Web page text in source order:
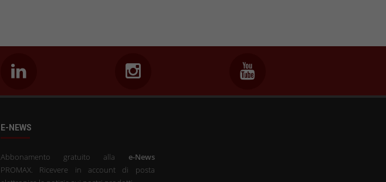
E-NEWS
Abbonamento gratuito alla e-News
PROMAX. Ricevere in account di posta